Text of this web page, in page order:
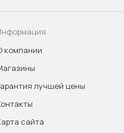
компании
лучшей цены
сайта